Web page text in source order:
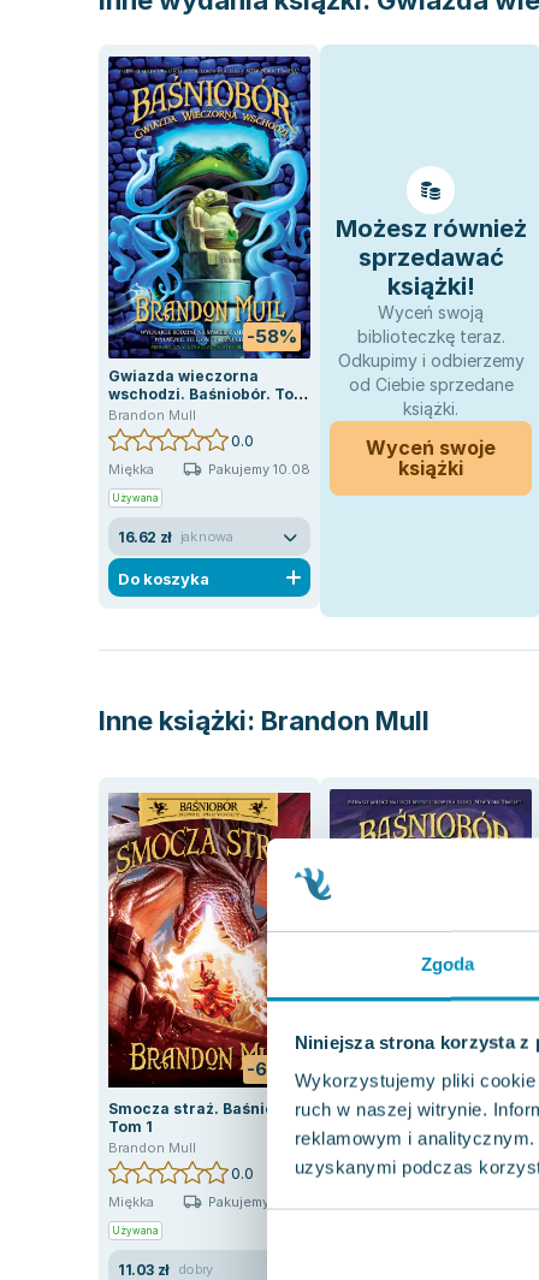
Zgoda
Niniejsza strona korzysta z
Wykorzystujemy pliki
ruch w naszej witrynie.
reklamowym i
uzyskanymi podczas
-58%
Gwiazda wieczorna
wschodzi. Baśniobór. Tom
2
Brandon Mull
0.0
Miękka Pakujemy 10.08
Używana
16.62 zł jak nowa
Do koszyka
Możesz również
sprzedawać
książki!
Wyceń swoją
biblioteczkę teraz.
Odkupimy i odbierzemy
od Ciebie sprzedane
książki.
Wyceń swoje
książki
Inne książki: Brandon Mull
-68%
Smocza straż. Baśniobór.
Tom 1
Brandon Mull
0.0
Miękka Pakujemy 10.08
Używana
11.03 zł dobry
-14%
Tajemnice smoczego
azylu. Baśniobór. Tom 4
Brandon Mull
0.0